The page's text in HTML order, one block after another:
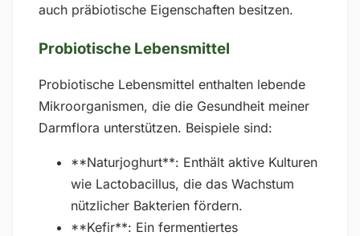
auch präbiotische Eigenschaften besitzen.
Probiotische Lebensmittel
Probiotische Lebensmittel enthalten lebende
Mikroorganismen, die die Gesundheit meiner
Darmflora unterstützen. Beispiele sind:
**Naturjoghurt**: Enthält aktive Kulturen
wie Lactobacillus, die das Wachstum
nützlicher Bakterien fördern.
**Kefir**: Ein fermentiertes